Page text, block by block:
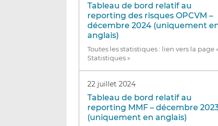
Tableau de bord relatif au
reporting des risques OPCVM –
décembre 2024 (uniquement
anglais)
Toutes les statistiques : lien vers la page
Statistiques »
22 juillet 2024
Tableau de bord relatif au
reporting MMF – décembre
(uniquement en anglais)